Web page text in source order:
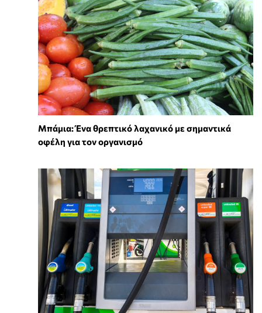
Μπάμια: Ένα θρεπτικό λαχανικό με σημαντικά
οφέλη για τον οργανισμό